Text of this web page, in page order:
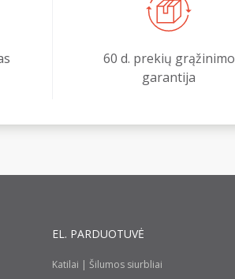
60 d. prekių grąžinimo
garantija
EL. PARDUOTUVĖ
Katilai | Šilumos siurbliai